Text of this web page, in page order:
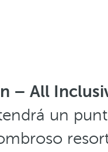
– All
un